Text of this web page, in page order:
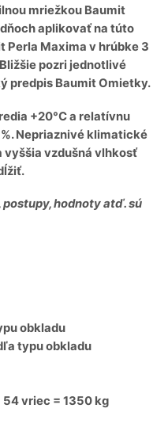
mriežkou Baumit
aplikovať na túto
Maxima v hrúbke 3
pozri jednotlivé
predpis Baumit Omietky.
+20°C a relatívnu
Nepriaznivé klimatické
vyššia vzdušná vlhkosť
hodnoty atď. sú
obkladu
typu obkladu
54 vriec = 1350 kg